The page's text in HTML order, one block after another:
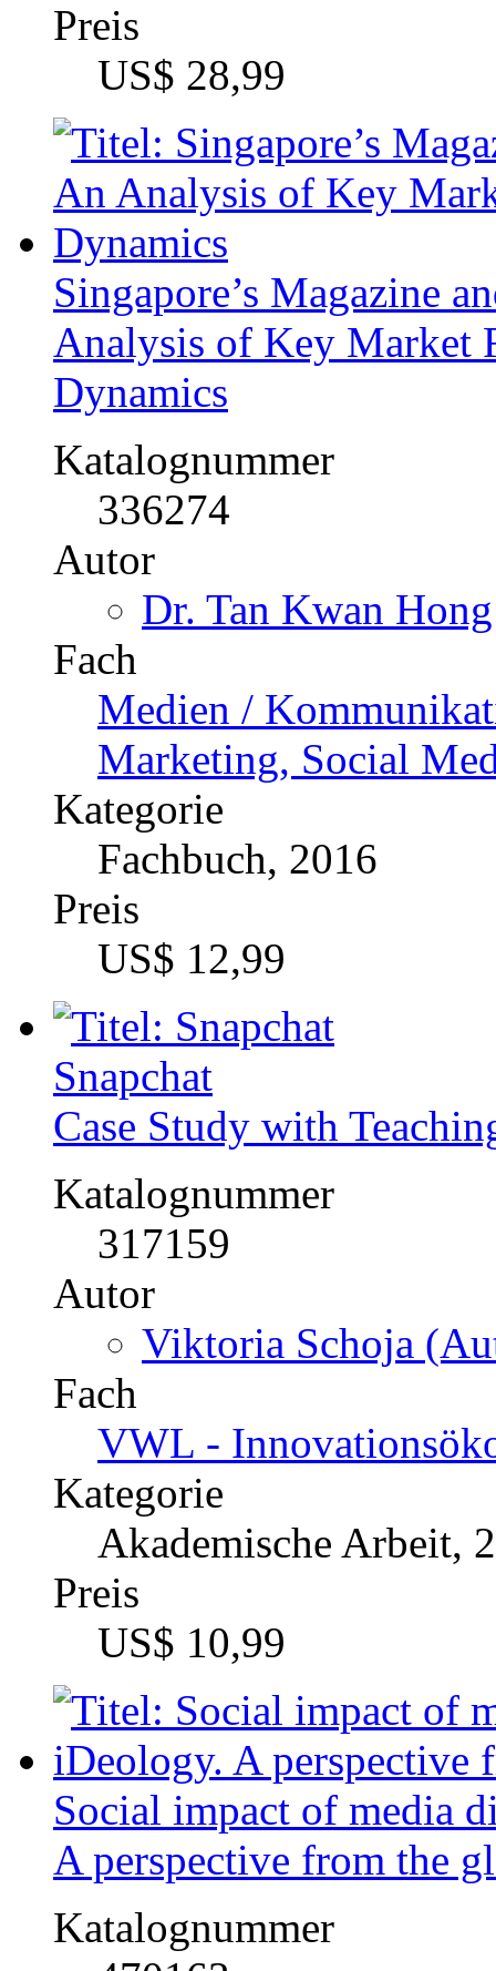
Singapore’s Magazine
Analysis of Key Market
Dynamics
Katalognummer
336274
Autor
Dr. Tan Kwan
Fach
Medien /
Marketing, Social
Kategorie
Fachbuch, 2016
Preis
US$ 12,99
Snapchat
Case Study with
Katalognummer
317159
Autor
Viktoria Schoja
Fach
VWL -
Kategorie
Akademische Arbeit,
Preis
US$ 10,99
Social impact of media
A perspective from the
Katalognummer
470163
Autor
Martin A. M.
Fach
Medien /